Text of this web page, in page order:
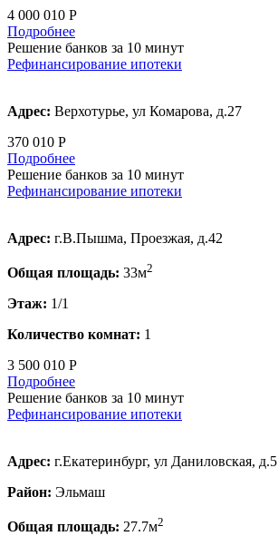
4 000 010 Р
Подробнее
Решение банков за 10 минут
Рефинансирование ипотеки
Адрес: Верхотурье, ул Комарова, д.27
370 010 Р
Подробнее
Решение банков за 10 минут
Рефинансирование ипотеки
Адрес: г.В.Пышма, Проезжая, д.42
Общая площадь: 33м2
Этаж: 1/1
Количество комнат: 1
3 500 010 Р
Подробнее
Решение банков за 10 минут
Рефинансирование ипотеки
Адрес: г.Екатеринбург, ул Даниловская, д.5
Район: Эльмаш
Общая площадь: 27.7м2